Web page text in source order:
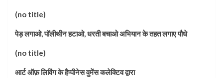
(no title)
पेड़ लगाओ, पॉलीथीन हटाओ, धरती बचाओ अभियान के तहत लगाए पौधे
(no title)
आर्ट ऑफ़ लिविंग के हैप्पीनेस वुमेंस कलेक्टिव द्वारा